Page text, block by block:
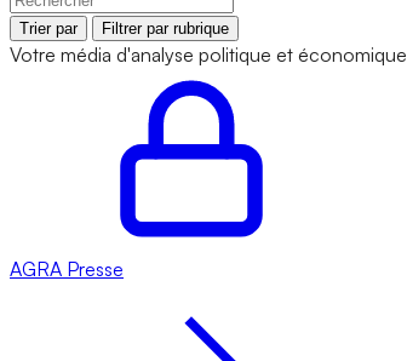
Trier par Filtrer par rubrique
Votre média d'analyse politique et économique
AGRA Presse